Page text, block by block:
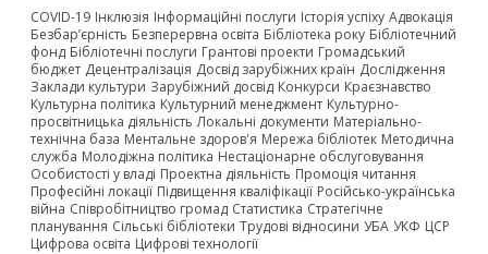
COVID-19 Інклюзія Інформаційні послуги Історія успіху Адвокація
Безбар’єрність Безперервна освіта Бібліотека року Бібліотечний
фонд Бібліотечні послуги Грантові проекти Громадський
бюджет Децентралізація Досвід зарубіжних країн Дослідження
Заклади культури Зарубіжний досвід Конкурси Краєзнавство
Культурна політика Культурний менеджмент Культурно-
просвітницька діяльність Локальні документи Матеріально-
технічна база Ментальне здоров'я Мережа бібліотек Методична
служба Молодіжна політика Нестаціонарне обслуговування
Особистості у владі Проектна діяльність Промоція читання
Професійні локації Підвищення кваліфікації Російсько-українська
війна Співробітництво громад Статистика Стратегічне
планування Сільські бібліотеки Трудові відносини УБА УКФ ЦСР
Цифрова освіта Цифрові технології